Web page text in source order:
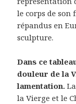
le corps de son
répandus en
sculpture.
Dans ce
douleur de la
lamentation.
la Vierge et le